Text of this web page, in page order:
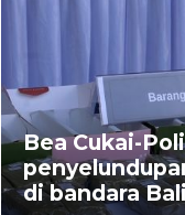
Bea Cukai-
di bandara